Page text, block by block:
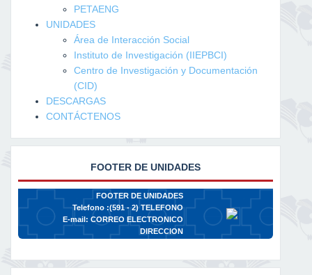
PETAENG
UNIDADES
Área de Interacción Social
Instituto de Investigación (IIEPBCI)
Centro de Investigación y Documentación
(CID)
DESCARGAS
CONTÁCTENOS
FOOTER DE UNIDADES
FOOTER DE UNIDADES
Telefono :(591 - 2)TELEFONO
E-mail: CORREO ELECTRONICO
DIRECCION